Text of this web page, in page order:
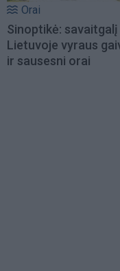
Orai
Sinoptikė: savaitgalį
Lietuvoje vyraus
ir sausesni orai